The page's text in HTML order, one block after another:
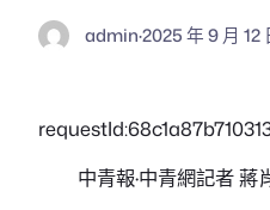
admin·2025 年 9 月 12
中青報·中青網記者 蔣